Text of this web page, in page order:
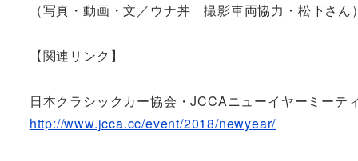
（写真・動画・文／ウナ丼 撮影車両協力・松下さん
【関連リンク】
日本クラシックカー協会・JCCAニューイヤーミーテ
http://www.jcca.cc/event/2018/newyear/